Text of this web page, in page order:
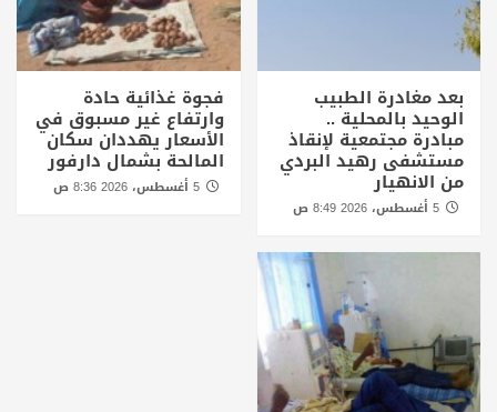
بعد مغادرة الطبيب
الوحيد بالمحلية ..
مبادرة مجتمعية لإنقاذ
مستشفى رهيد البردي
من الانهيار
فجوة غذائية حادة
وارتفاع غير مسبوق في
الأسعار يهددان سكان
المالحة بشمال دارفور
5 أغسطس، 2026 8:36 ص